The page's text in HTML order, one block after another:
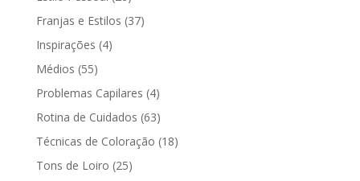
Franjas e Estilos (37)
Inspirações (4)
Médios (55)
Problemas Capilares (4)
Rotina de Cuidados (63)
Técnicas de Coloração (18)
Tons de Loiro (25)